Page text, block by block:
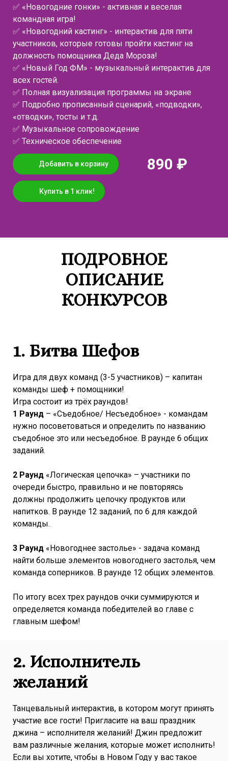
✅ «Новогодние гонки» - активная и веселая
командная игра!
✅ «Новогодний кастинг» - интерактив для пяти
участников, которые готовы пройти кастинг на
должность помощника Деда Мороза!
✅ «Новый Год ФМ» - музыкальный интерактив для
всех гостей.
✅ Полная визуализация программы на экране
✅ Подробно прописанный сценарий, «подводки»,
«отводки», тосты и т.д.
✅ Музыкальное сопровождение
✅ Техническое обеспечение
Добавить в корзину 890 ₽
Купить в 1 клик!
ПОДРОБНОЕ
ОПИСАНИЕ
КОНКУРСОВ
1. Битва Шефов
Игра для двух команд (3-5 участников) – капитан
команды шеф + помощники!
Игра состоит из трёх раундов!
1 Раунд – «Съедобное/ Несъедобное» - командам
нужно посоветоваться и определить по названию
съедобное это или несъедобное. В раунде 6 общих
заданий.
2 Раунд «Логическая цепочка» – участники по
очереди быстро, правильно и не повторяясь
должны продолжить цепочку продуктов или
напитков. В раунде 12 заданий, по 6 для каждой
команды.
3 Раунд «Новогоднее застолье» - задача команд
найти больше элементов новогоднего застолья, чем
команда соперников. В раунде 12 общих элементов.
По итогу всех трех раундов очки суммируются и
определяется команда победителей во главе с
главным шефом!
2. Исполнитель
желаний
Танцевальный интерактив, в котором могут принять
участие все гости! Пригласите на ваш праздник
джина – исполнителя желаний! Джин предложит
вам различные желания, которые может исполнить!
Если вы хотите, чтобы в Новом Году у вас такое